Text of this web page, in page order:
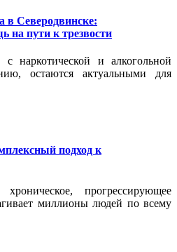
в Северодвинске:
на пути к трезвости
наркотической и алкогольной
остаются актуальными для
подход к
прогрессирующее
миллионы людей по всему